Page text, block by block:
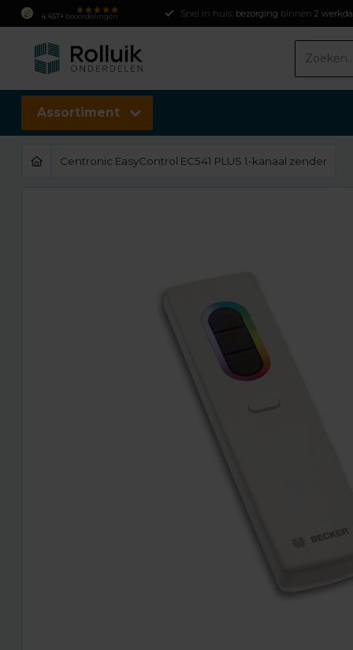
4.457+ beoordelingen Snel in huis: bezorging binnen 2
Assortiment
Centronic EasyControl EC541 PLUS 1-kanaal zender